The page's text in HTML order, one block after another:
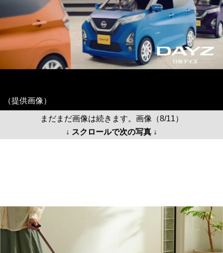
（提供画像）
まだまだ画像は続きます。画像（8/11）
↓ スクロールで次の写真 ↓